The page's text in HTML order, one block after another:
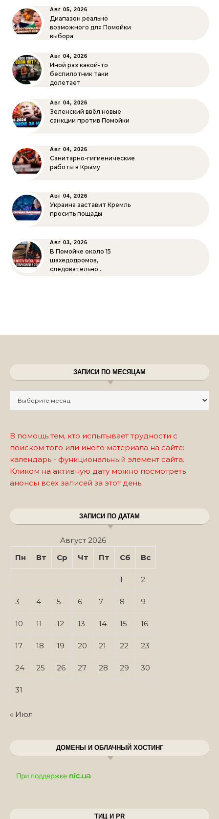
Авг 05, 2026
Диапазон реально
возможного для Помойки
выбора
Авг 04, 2026
Иной раз какой-то
беспилотник таки
долетает
Авг 04, 2026
Зеленский ввёл новые
санкции против Помойки
Авг 04, 2026
Санитарно-гигиенические
работы в Крыму
Авг 04, 2026
Украина заставит Кремль
просить пощады
Авг 03, 2026
В Помойке около 15
шахедодромов,
следовательно…
ЗАПИСИ ПО МЕСЯЦАМ
В помощь тем, кто испытывает трудности с
поиском того или иного материала на сайте:
календарь - функциональный элемент сайта.
Кликом на активную дату можно посмотреть
анонсы всех записей за этот день.
ЗАПИСИ ПО ДАТАМ
Август 2026
Пн
Вт Ср Чт Пт Сб Вс
1 2
3 4 5 6 7 8 9
10 11 12 13 14 15 16
17 18 19 20 21 22 23
24 25 26 27 28 29 30
31
« Июл
ДОМЕНЫ И ОБЛАЧНЫЙ ХОСТИНГ
ТИЦ И PR